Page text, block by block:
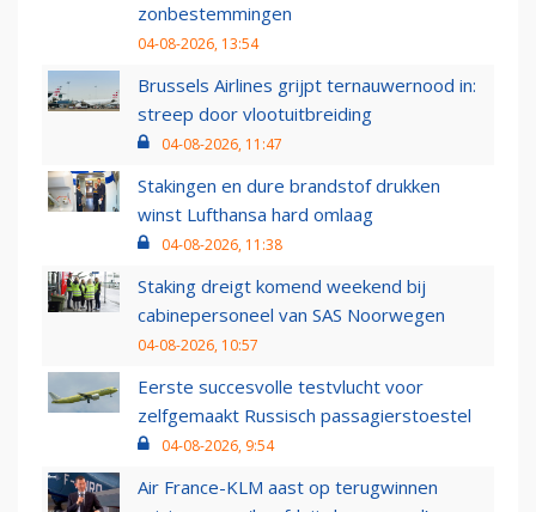
zonbestemmingen
04-08-2026, 13:54
Brussels Airlines grijpt ternauwernood in:
streep door vlootuitbreiding
04-08-2026, 11:47
Stakingen en dure brandstof drukken
winst Lufthansa hard omlaag
04-08-2026, 11:38
Staking dreigt komend weekend bij
cabinepersoneel van SAS Noorwegen
04-08-2026, 10:57
Eerste succesvolle testvlucht voor
zelfgemaakt Russisch passagierstoestel
04-08-2026, 9:54
Air France-KLM aast op terugwinnen